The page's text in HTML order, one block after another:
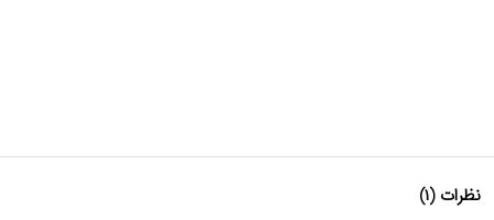
نظرات (۱)